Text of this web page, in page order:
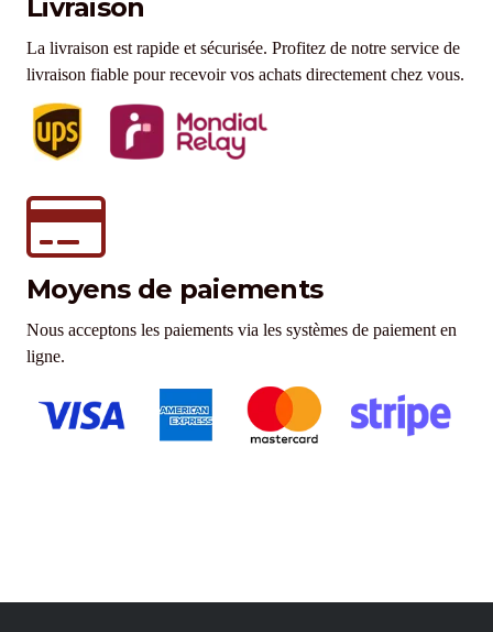
Livraison
La livraison est rapide et sécurisée. Profitez de notre service de
livraison fiable pour recevoir vos achats directement chez vous.
Moyens de paiements
Nous acceptons les paiements via les systèmes de paiement en
ligne.